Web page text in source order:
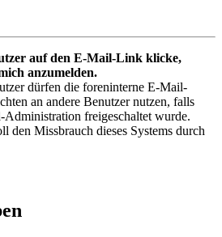
auf den E-Mail-Link klicke,
anzumelden.
dürfen die foreninterne E-Mail-
an andere Benutzer nutzen, falls
Administration freigeschaltet wurde.
den Missbrauch dieses Systems durch